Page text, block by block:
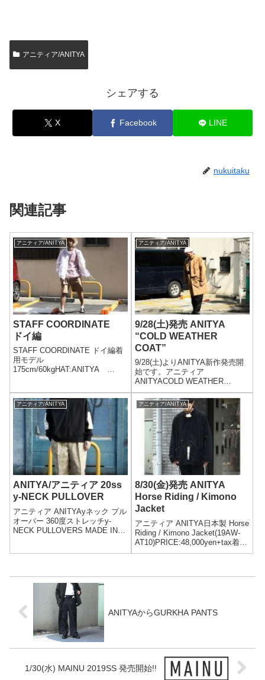
アニティア/ANITYA
シェアする
X Facebook LINE
nukuitaku
関連記事
アニティア/ANITYA
STAFF COORDINATE
ドイ編
STAFF COORDINATE ドイ編着
用モデル
175cm/60kgHAT:ANITYA
AT95)PRICE:24,000yen+taxJAC
KET:MAINUMAINU エ...
アニティア/ANITYA
9/28(土)発売 ANITYA
“COLD WEATHER
COAT”
9/28(土)よりANITYA新作発売開
始です。アニティア
ANITYACOLD WEATHER
COAT(19AW-
AT20)PRICE:72,000yan+tax着用
モデル178cm/65kgsize:2(M)着用
color:BLACK...
アニティア/ANITYA
ANITYA/アニティア 20ss
y-NECK PULLOVER
アニティア ANITYAyネック プル
オーバー 360度ストレッチy-
NECK PULLOVERS MADE IN
アニティア/ANITYA
8/30(金)発売 ANITYA
Horse Riding / Kimono
Jacket
アニティア ANITYA日本製 Horse
Riding / Kimono Jacket(19AW-
AT10)PRICE:48,000yen+tax着用
モデル175cm/60kgsize:3(L)着用
ANITYAからGURKHA PANTS
1/30(水) MAINU 2019SS 発売開始!!